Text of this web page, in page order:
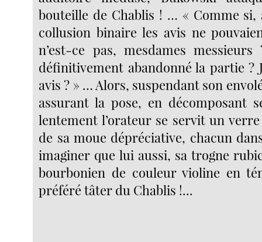
bouteille de Chablis ! … « Comme si,
collusion binaire les avis ne
n’est-ce pas, mesdames
définitivement abandonné la partie ?
avis ? » … Alors, suspendant son
assurant la pose, en décomposant
lentement l’orateur se servit un
de sa moue dépréciative, chacun
imaginer que lui aussi, sa trogne
bourbonien de couleur violine en
préféré tâter du Chablis !...